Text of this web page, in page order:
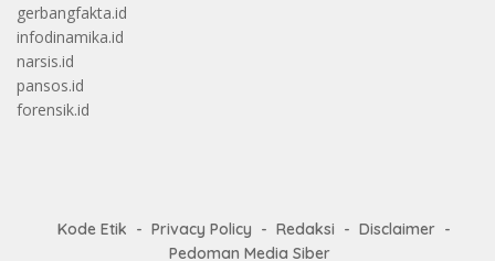
gerbangfakta.id
infodinamika.id
narsis.id
pansos.id
forensik.id
Kode Etik Privacy Policy Redaksi
Disclaimer
Pedoman Media Siber